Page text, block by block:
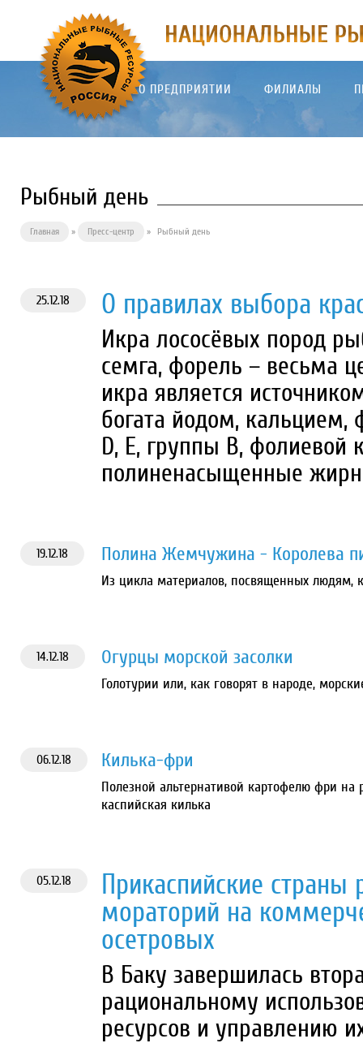
О ПРЕДПРИЯТИИ ФИЛИАЛЫ
Рыбный день
Главная » Пресс-центр » Рыбный день
25.12.18 О правилах выбора
Икра лососёвых пород
семга, форель – весьма
икра является
богата йодом,
D, Е, группы В, фолиевой
полиненасыщенные
19.12.18 Полина Жемчужина - Королева
Из цикла материалов, посвященных людям,
14.12.18 Огурцы морской засолки
Голотурии или, как говорят в народе,
06.12.18 Килька-фри
Полезной альтернативой картофелю фри
каспийская килька
05.12.18
Прикаспийские
мораторий на
осетровых
В Баку завершилась
рациональному
ресурсов и управлению